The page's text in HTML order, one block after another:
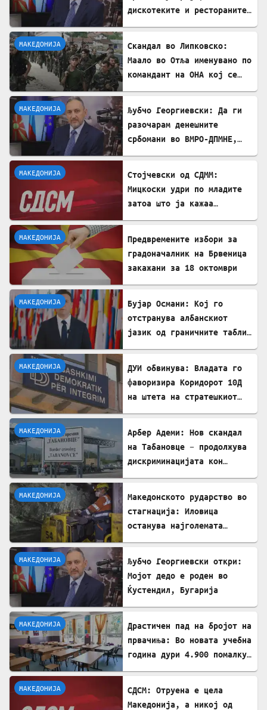
дискотеките и рестораните
МАКЕДОНИЈА
Скандал во Липковско:
Маало во Отља именувано по
командант на ОНА кој се
МАКЕДОНИЈА
Љубчо Георгиевски: Да ги
разочарам денешните
србомани во ВМРО-ДПМНЕ,
Србославија
МАКЕДОНИЈА
Стојчевски од СДММ:
Мицкоски удри по младите
затоа што ја кажаа
МАКЕДОНИЈА
Предвремените избори за
градоначалник на Брвеница
закажани за 18 октомври
МАКЕДОНИЈА
Бујар Османи: Кој го
отстранува албанскиот
јазик од граничните табли,
МАКЕДОНИЈА
ДУИ обвинува: Владата го
фаворизира Коридорот 10Д
на штета на стратешкиот
МАКЕДОНИЈА
Арбер Адеми: Нов скандал
на Табановце – продолжува
дискриминацијата кон
МАКЕДОНИЈА
Македонското рударство во
стагнација: Иловица
останува најголемата
МАКЕДОНИЈА
Љубчо Георгиевски откри:
Мојот дедо е роден во
Ќустендил, Бугарија
МАКЕДОНИЈА
Драстичен пад на бројот на
првачиња: Во новата учебна
година дури 4.900 помалку
МАКЕДОНИЈА
СДСМ: Отруена е цела
Македонија, а никој од